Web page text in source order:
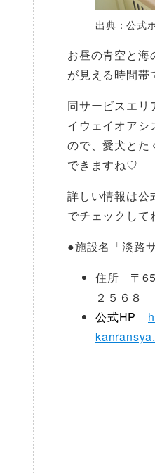
出典：公式
お昼の青空と海
が見える時間帯
同サービスエリ
イウェイオアシ
ので、愛犬とた
できますね♡
詳しい情報は公
でチェックして
●施設名「淡路
住所 〒
２５６８
公式HP